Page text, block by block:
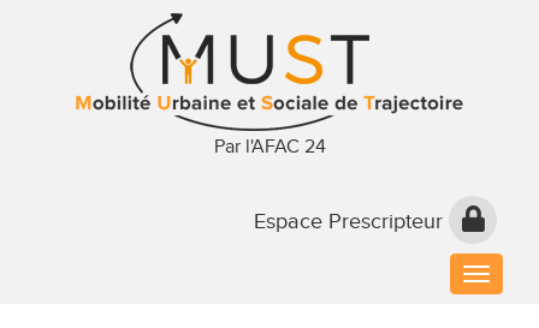
Par l'AFAC 24
Espace Prescripteur
Toggle